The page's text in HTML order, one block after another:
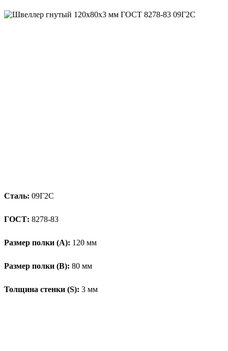
Сталь: 09Г2С
ГОСТ: 8278-83
Размер полки (А): 120 мм
Размер полки (В): 80 мм
Толщина стенки (S): 3 мм